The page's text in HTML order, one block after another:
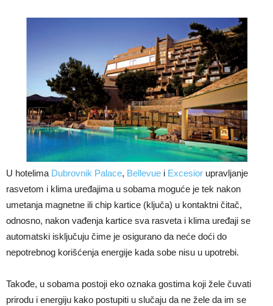
U hotelima Dubrovnik Palace, Bellevue i Excesior upravljanje
rasvetom i klima uređajima u sobama moguće je tek nakon
umetanja magnetne ili chip kartice (ključa) u kontaktni čitač,
odnosno, nakon vađenja kartice sva rasveta i klima uređaji se
automatski isključuju čime je osigurano da neće doći do
nepotrebnog korišćenja energije kada sobe nisu u upotrebi.
Takođe, u sobama postoji eko oznaka gostima koji žele čuvati
prirodu i energiju kako postupiti u slučaju da ne žele da im se